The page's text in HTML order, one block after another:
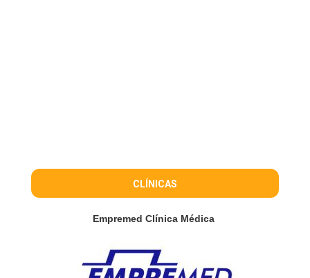
CLÍNICAS
Empremed Clínica Médica